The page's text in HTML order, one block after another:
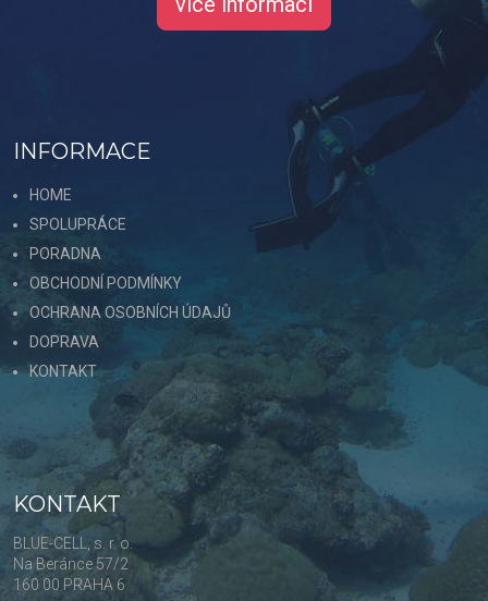
INFORMACE
HOME
SPOLUPRÁCE
PORADNA
OBCHODNÍ PODMÍNKY
OCHRANA OSOBNÍCH ÚDAJŮ
DOPRAVA
KONTAKT
KONTAKT
BLUE-CELL, s. r. o.
Na Beránce 57/2
160 00 PRAHA 6